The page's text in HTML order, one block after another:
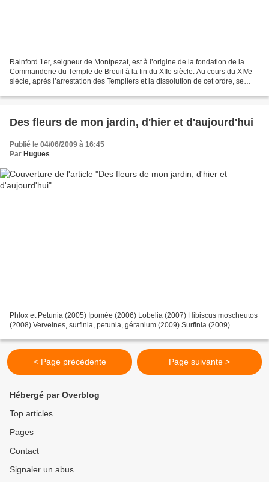
Rainford 1er, seigneur de Montpezat, est à l’origine de la fondation de la
Commanderie du Temple de Breuil à la fin du XIIe siècle. Au cours du XIVe
siècle, après l’arrestation des Templiers et la dissolution de cet ordre, se
Des fleurs de mon jardin, d'hier et d'aujourd'hui
Publié le 04/06/2009 à 16:45
Par Hugues
Phlox et Petunia (2005) Ipomée (2006) Lobelia (2007) Hibiscus moscheutos
(2008) Verveines, surfinia, petunia, géranium (2009) Surfinia (2009)
< Page précédente Page suivante >
Hébergé par Overblog
Top articles
Pages
Contact
Signaler un abus